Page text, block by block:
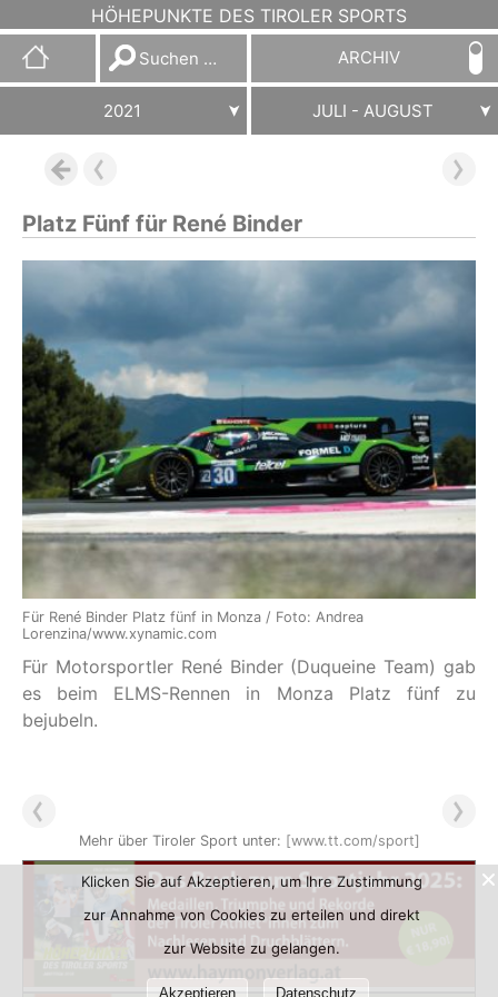
HÖHEPUNKTE DES TIROLER SPORTS
Suchen
nach:
ARCHIV
2021 JULI - AUGUST
Platz Fünf für René Binder
Für René Binder Platz fünf in Monza / Foto: Andrea
Lorenzina/www.xynamic.com
Für Motorsportler René Binder (Duqueine Team) gab
es beim ELMS-Rennen in Monza Platz fünf zu
bejubeln.
Mehr über Tiroler Sport unter: [www.tt.com/sport]
Klicken Sie auf Akzeptieren, um Ihre Zustimmung
zur Annahme von Cookies zu erteilen und direkt
zur Website zu gelangen.
Akzeptieren Datenschutz